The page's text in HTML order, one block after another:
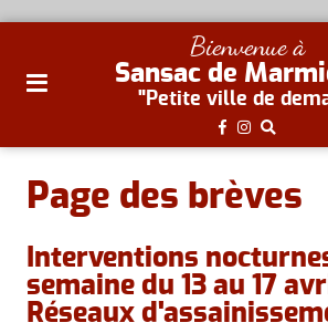
site
au
aller au
Bienvenue à
Sansac de
"Petite ville de
Page des brèves
Interventions
semaine du 13 au 17
Réseaux